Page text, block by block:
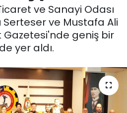
ve Sanayi Odası
ve Mustafa Ali
Gazetesi'nde geniş bir
yer aldı.